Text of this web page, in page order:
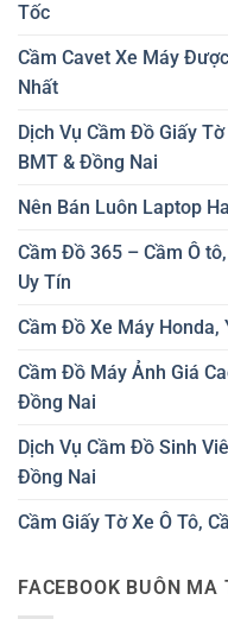
Tốc
Cầm Cavet Xe Máy
Nhất
Dịch Vụ Cầm Đồ Giấy
BMT & Đồng Nai
Nên Bán Luôn Laptop
Cầm Đồ 365 – Cầm Ô
Uy Tín
Cầm Đồ Xe Máy Honda,
Cầm Đồ Máy Ảnh Giá
Đồng Nai
Dịch Vụ Cầm Đồ Sinh
Đồng Nai
Cầm Giấy Tờ Xe Ô Tô,
FACEBOOK BUÔN MA